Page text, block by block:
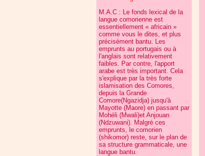
M.A.C : Le fonds lexical de la
langue comorienne est
essentiellement « africain »
comme vous le dites, et plus
précisément bantu. Les
emprunts au portugais ou à
l'anglais sont relativement
faibles. Par contre, l'apport
arabe est très important. Cela
s'explique par la très forte
islamisation des Comores,
depuis la Grande
Comore(Ngazidja) jusqu'à
Mayotte (Maore) en passant par
Mohéli (Mwali)et Anjouan
(Ndzuwani). Malgré ces
emprunts, le comorien
(shikomor) reste, sur le plan de
sa structure grammaticale, une
langue bantu.